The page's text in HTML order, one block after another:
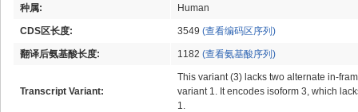
种属: Human
CDS区长度: 3549 (查看编码区序列)
翻译后氨基酸长度: 1182 (查看氨基酸序列)
Transcript Variant:
This variant (3) lacks two alternate in-
variant 1. It encodes isoform 3, which
1.